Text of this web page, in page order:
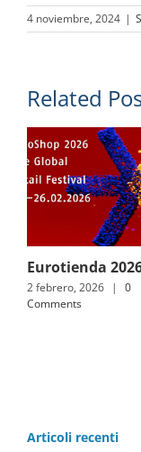
4 noviembre, 2024 |
Related
Eurotienda
2 febrero, 2026 |
0
Comments
Articoli recenti